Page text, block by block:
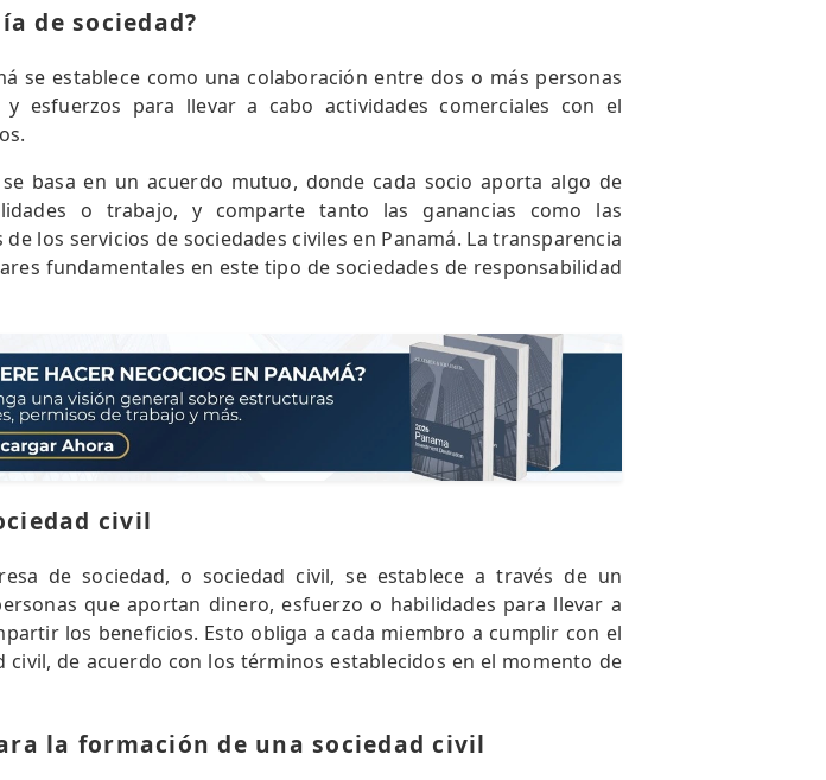
de sociedad?
se establece como una colaboración entre dos o más personas
esfuerzos para llevar a cabo actividades comerciales con el
se basa en un acuerdo mutuo, donde cada socio aporta algo de
o trabajo, y comparte tanto las ganancias como las
los servicios de sociedades civiles en Panamá. La transparencia
fundamentales en este tipo de sociedades de responsabilidad
civil
de sociedad, o sociedad civil, se establece a través de un
que aportan dinero, esfuerzo o habilidades para llevar a
los beneficios. Esto obliga a cada miembro a cumplir con el
civil, de acuerdo con los términos establecidos en el momento de
la formación de una sociedad civil